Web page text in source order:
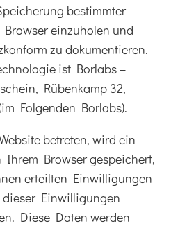
bestimmter
einzuholen und
zu dokumentieren.
ist Borlabs –
Rübenkamp 32,
Folgenden Borlabs).
betreten, wird ein
Ihrem Browser gespeichert,
erteilten Einwilligungen
Einwilligungen
Diese Daten werden